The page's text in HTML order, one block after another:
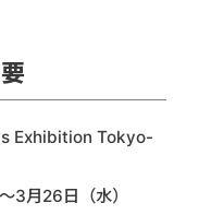
Exhibition Tokyo-
3月26日（水）